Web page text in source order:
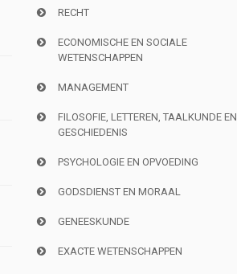
RECHT
ECONOMISCHE EN SOCIALE
WETENSCHAPPEN
MANAGEMENT
FILOSOFIE, LETTEREN, TAALKUNDE EN
GESCHIEDENIS
PSYCHOLOGIE EN OPVOEDING
GODSDIENST EN MORAAL
GENEESKUNDE
EXACTE WETENSCHAPPEN